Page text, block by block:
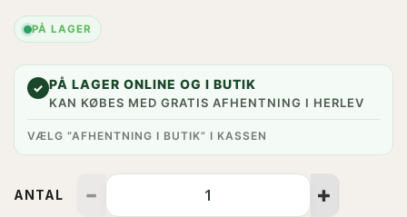
PÅ LAGER
✓ PÅ LAGER ONLINE OG I BUTIK
KAN KØBES MED GRATIS AFHENTNING I HERLEV
VÆLG “AFHENTNING I BUTIK” I KASSEN
ANTAL